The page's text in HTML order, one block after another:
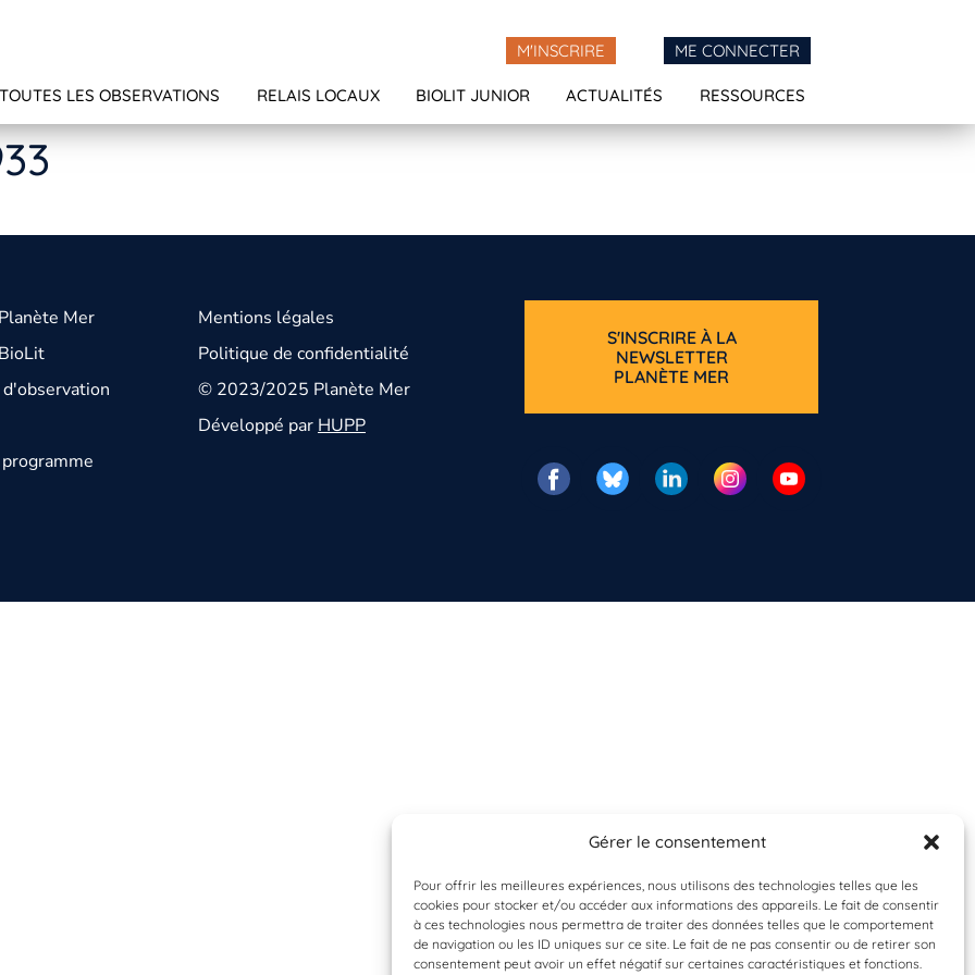
Gérer le consentement
Pour offrir les meilleures expériences, nous utilisons des technologies telles que les
cookies pour stocker et/ou accéder aux informations des appareils. Le fait de consentir
à ces technologies nous permettra de traiter des données telles que le comportement
de navigation ou les ID uniques sur ce site. Le fait de ne pas consentir ou de retirer son
consentement peut avoir un effet négatif sur certaines caractéristiques et fonctions.
M'INSCRIRE ME CONNECTER
TOUTES LES OBSERVATIONS RELAIS LOCAUX BIOLIT JUNIOR ACTUALITÉS RESSOURCES
Mer
Mentions légales
Politique de confidentialité
© 2023/2025 Planète Mer
Développé parHUPP
S'INSCRIRE À LA
NEWSLETTER
PLANÈTE MER